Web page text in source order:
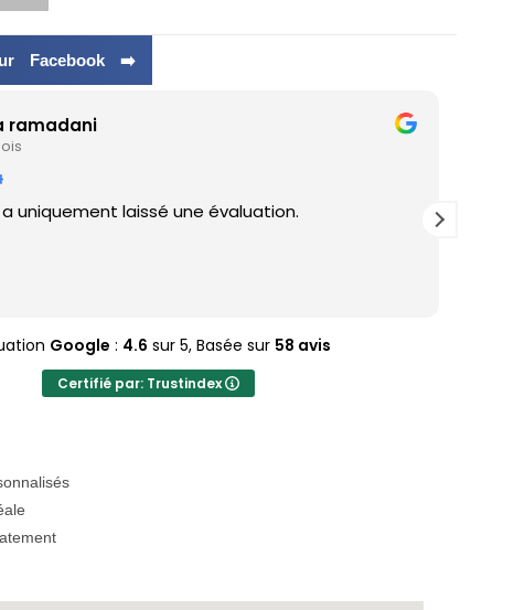
Facebook ➡️
ramadani
uniquement laissé une évaluation.
Google : 4.6 sur 5, Basée sur 58 avis
Certifié par: Trustindex